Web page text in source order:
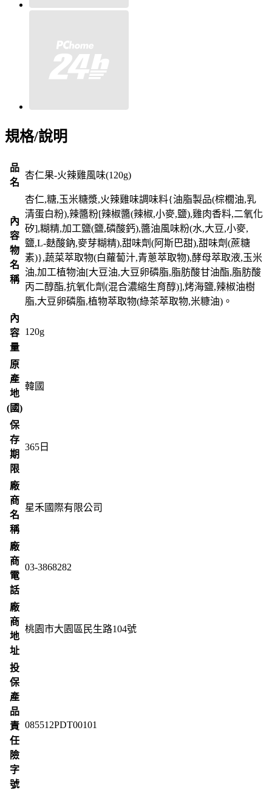
規格/說明
品
名
杏仁果-火辣雞風味(120g)
內
容
物
名
稱
杏仁,糖,玉米糖漿,火辣雞味調味料{油脂製品(棕櫚油,乳
清蛋白粉),辣醬粉[辣椒醬(辣椒,小麥,鹽),雞肉香料,二氧化
矽],糊精,加工鹽(鹽,磷酸鈣),醬油風味粉(水,大豆,小麥,
鹽,L-麩酸鈉,麥芽糊精),甜味劑(阿斯巴甜),甜味劑(蔗糖
素)},蔬菜萃取物(白蘿蔔汁,青蔥萃取物),酵母萃取液,玉米
油,加工植物油[大豆油,大豆卵磷脂,脂肪酸甘油酯,脂肪酸
丙二醇酯,抗氧化劑(混合濃縮生育醇)],烤海鹽,辣椒油樹
脂,大豆卵磷脂,植物萃取物(綠茶萃取物,米糠油)。
內
容
量
120g
原
產
地
(國)
韓國
保
存
期
限
365 日
廠
商
名
稱
星禾國際有限公司
廠
商
電
話
03-3868282
廠
商
地
址
桃園市大園區民生路104號
投
保
產
品
責
任
險
字
號
085512PDT00101